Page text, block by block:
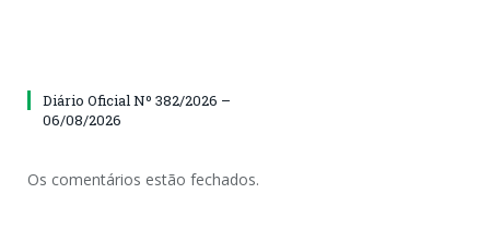
Diário Oficial Nº 382/2026 –
06/08/2026
Os comentários estão fechados.